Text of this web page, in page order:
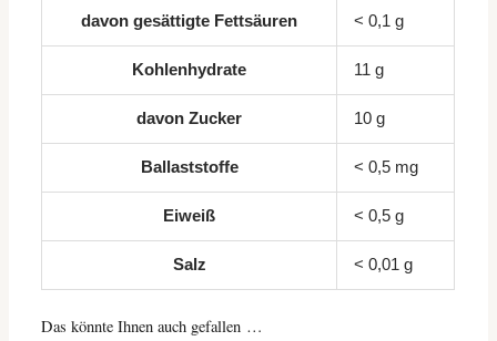
davon gesättigte Fettsäuren < 0,1 g
Kohlenhydrate 11 g
davon Zucker 10 g
Ballaststoffe < 0,5 mg
Eiweiß < 0,5 g
Salz < 0,01 g
Das könnte Ihnen auch gefallen …